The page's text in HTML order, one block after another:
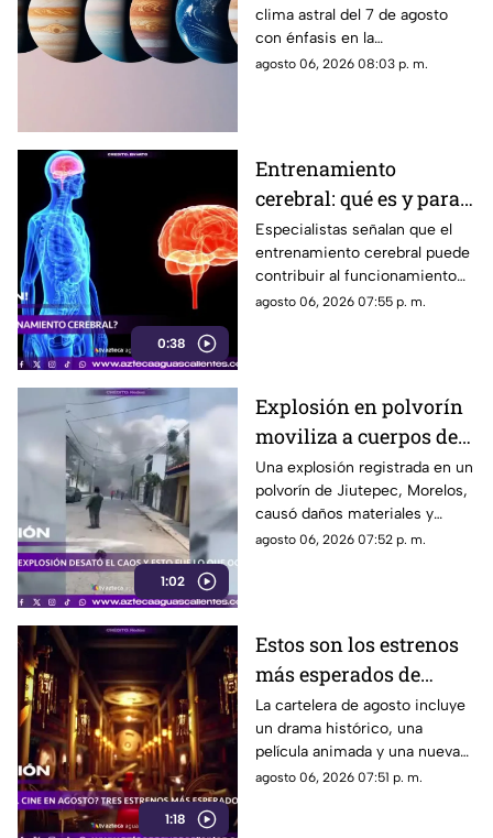
y favorece la
comunicación
clima astral del 7 de agosto
con énfasis en la
comunicación, las ideas y los
agosto 06, 2026 08:03 p. m.
0:38
Entrenamiento
cerebral: qué es y para
qué sirve
Especialistas señalan que el
entrenamiento cerebral puede
contribuir al funcionamiento
cognitivo cuando se combina
agosto 06, 2026 07:55 p. m.
1:02
Explosión en polvorín
moviliza a cuerpos de
emergencia
Una explosión registrada en un
polvorín de Jiutepec, Morelos,
causó daños materiales y
generó un operativo de
agosto 06, 2026 07:52 p. m.
1:18
Estos son los estrenos
más esperados de
agosto
La cartelera de agosto incluye
un drama histórico, una
película animada y una nueva
entrega de terror para distintos
agosto 06, 2026 07:51 p. m.